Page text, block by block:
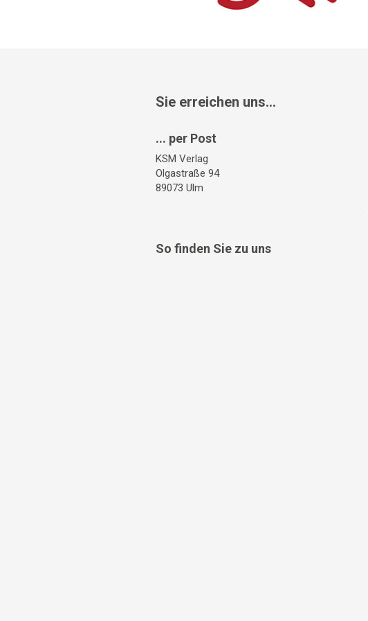
Sie erreichen uns...
... per Post
KSM Verlag
Olgastraße 94
89073 Ulm
So finden Sie zu uns